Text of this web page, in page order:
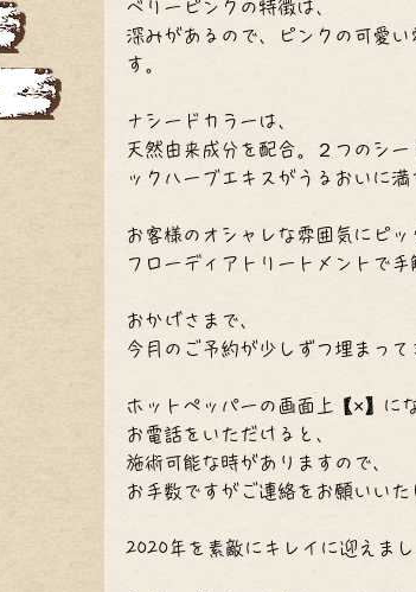
ベリーピンクの特徴は、
深みがあるので、ピンクの可愛
す。
ナシードカラーは、
天然由来成分を配合。２つのシ
ックハーブエキスがうるおいに
お客様のオシャレな雰囲気にピ
フローディアトリートメントで
おかげさまで、
今月のご予約が少しずつ埋まって
ホットペッパーの画面上【×】に
お電話をいただけると、
施術可能な時がありますので、
お手数ですがご連絡をお願いいた
2020年を素敵にキレイに迎え